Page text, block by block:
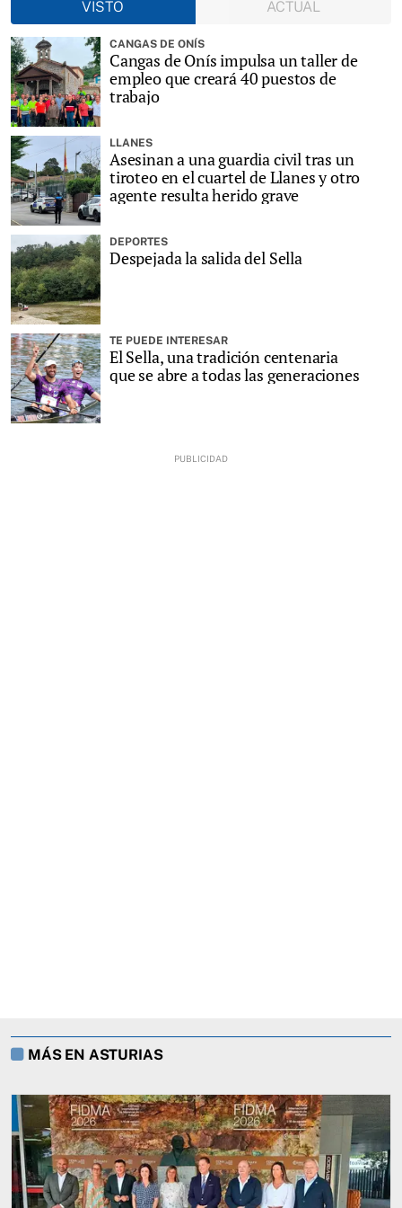
VISTO
ACTUAL
CANGAS DE ONÍS
Cangas de Onís impulsa un taller de
empleo que creará 40 puestos de
trabajo
LLANES
Asesinan a una guardia civil tras un
tiroteo en el cuartel de Llanes y otro
agente resulta herido grave
DEPORTES
Despejada la salida del Sella
TE PUEDE INTERESAR
El Sella, una tradición centenaria
que se abre a todas las generaciones
MÁS EN ASTURIAS